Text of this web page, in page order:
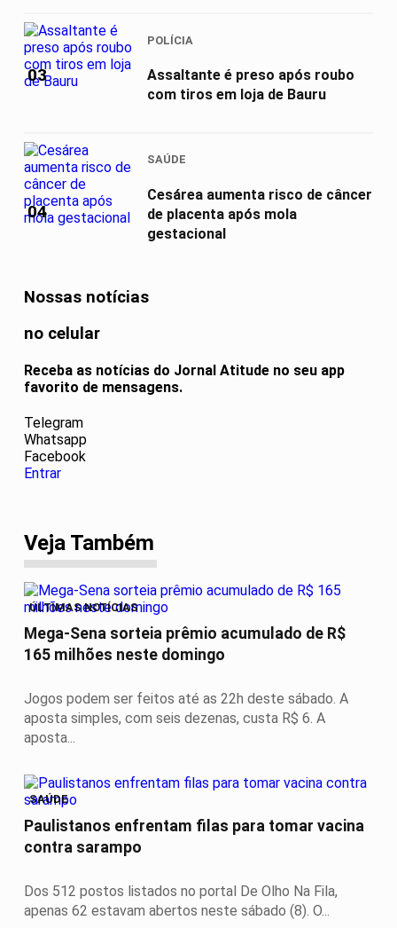
03
POLÍCIA
Assaltante é preso após roubo
com tiros em loja de Bauru
04
SAÚDE
Cesárea aumenta risco de câncer
de placenta após mola
gestacional
Nossas notícias
no celular
Receba as notícias do Jornal Atitude no seu app
favorito de mensagens.
Telegram
Whatsapp
Facebook
Entrar
Veja Também
ÚLTIMAS NOTÍCIAS
Mega-Sena sorteia prêmio acumulado de R$
165 milhões neste domingo
Jogos podem ser feitos até as 22h deste sábado. A
aposta simples, com seis dezenas, custa R$ 6. A
aposta...
SAÚDE
Paulistanos enfrentam filas para tomar vacina
contra sarampo
Dos 512 postos listados no portal De Olho Na Fila,
apenas 62 estavam abertos neste sábado (8). O...